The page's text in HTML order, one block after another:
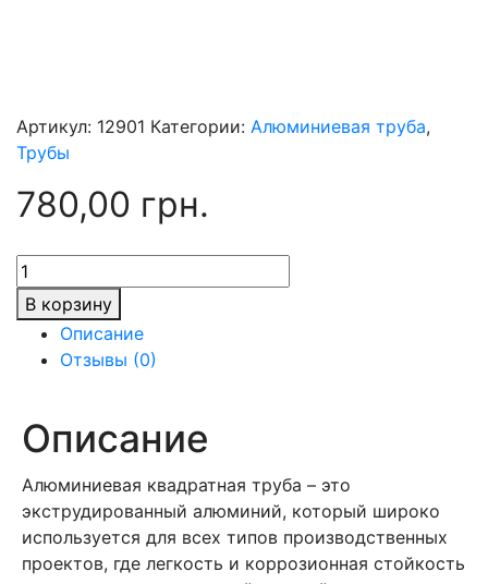
Артикул: 12901 Категории: Алюминиевая труба,
Трубы
780,00 грн.
Количество
товара
Труба
алюминиевая
80х80х2
п.
квадратная
В корзину
Описание
Отзывы (0)
Описание
Алюминиевая квадратная труба – это
экструдированный алюминий, который широко
используется для всех типов производственных
проектов, где легкость и коррозионная стойкость